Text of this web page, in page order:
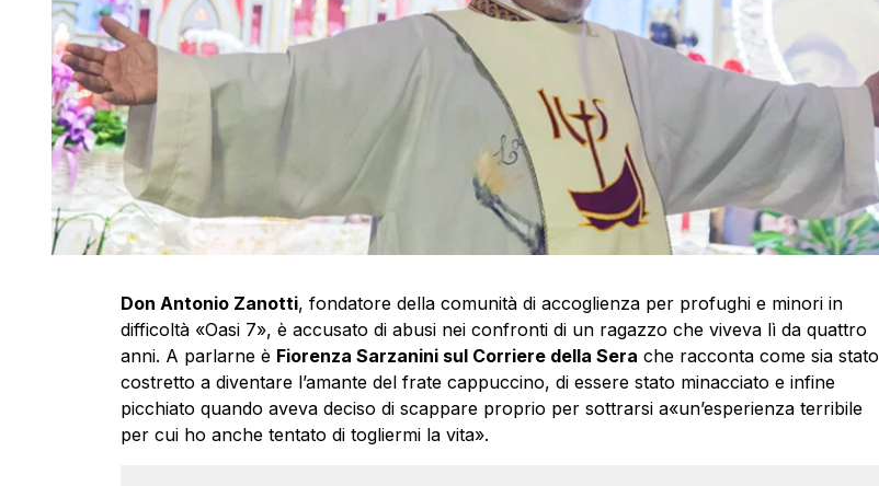
Don Antonio Zanotti, fondatore della comunità di accoglienza per profughi e minori in
difficoltà «Oasi 7», è accusato di abusi nei confronti di un ragazzo che viveva lì da quattro
anni. A parlarne è Fiorenza Sarzanini sul Corriere della Sera che racconta come sia stato
costretto a diventare l’amante del frate cappuccino, di essere stato minacciato e infine
picchiato quando aveva deciso di scappare proprio per sottrarsi a«un’esperienza terribile
per cui ho anche tentato di togliermi la vita».